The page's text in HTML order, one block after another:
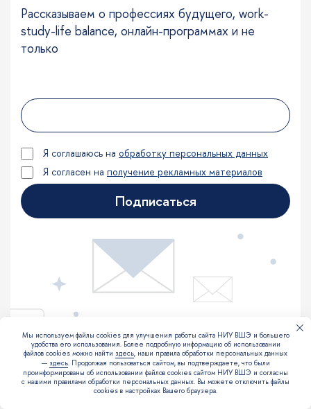
Рассказываем о профессиях будущего, work-
study-life balance, онлайн-программах и не
только
Я соглашаюсь на обработку персональных данных
Я согласен на получение рекламных материалов
Подписаться
Следите за нами в соцсетях
Делимся лайфхами, исследованиями и
Мы используем файлы cookies для улучшения работы сайта НИУ ВШЭ и большего
удобства его использования. Более подробную информацию об использовании
файлов cookies можно найти здесь, наши правила обработки персональных данных
— здесь. Продолжая пользоваться сайтом, вы подтверждаете, что были
проинформированы об использовании файлов cookies сайтом НИУ ВШЭ и согласны
с нашими правилами обработки персональных данных. Вы можете отключить файлы
cookies в настройках Вашего браузера.